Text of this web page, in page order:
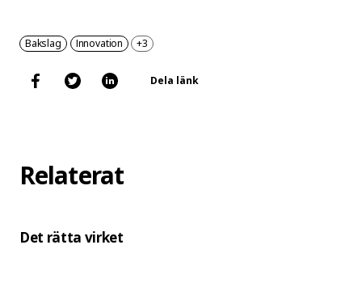
Dela länk
Bakslag Innovation +3
Relaterat
Det rätta virket